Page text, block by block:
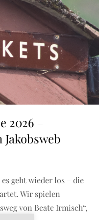
2026 –
geht wieder los – die
Wir spielen
von Beate Irmisch“,